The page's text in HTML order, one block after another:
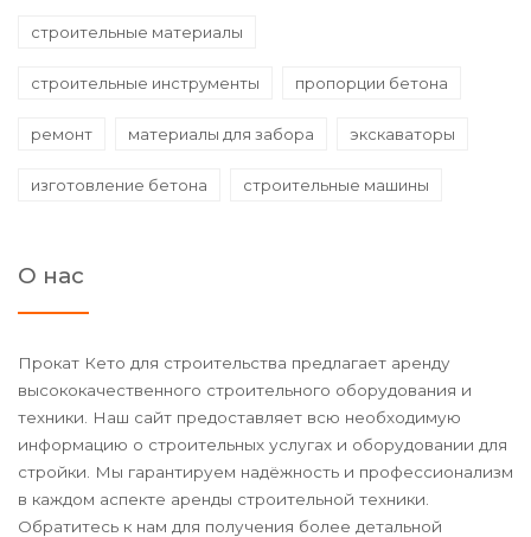
строительные материалы
строительные инструменты пропорции бетона
ремонт материалы для забора экскаваторы
изготовление бетона строительные машины
О нас
Прокат Кето для строительства предлагает аренду
высококачественного строительного оборудования и
техники. Наш сайт предоставляет всю необходимую
информацию о строительных услугах и оборудовании для
стройки. Мы гарантируем надёжность и профессионализм
в каждом аспекте аренды строительной техники.
Обратитесь к нам для получения более детальной